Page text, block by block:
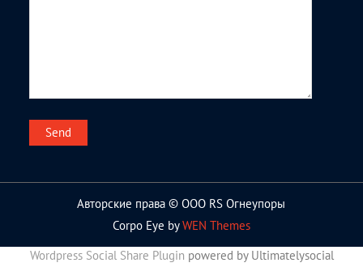
Авторские права © ООО RS Огнеупоры
Corpo Eye byWEN Themes
Wordpress Social Share Plugin powered by Ultimatelysocial